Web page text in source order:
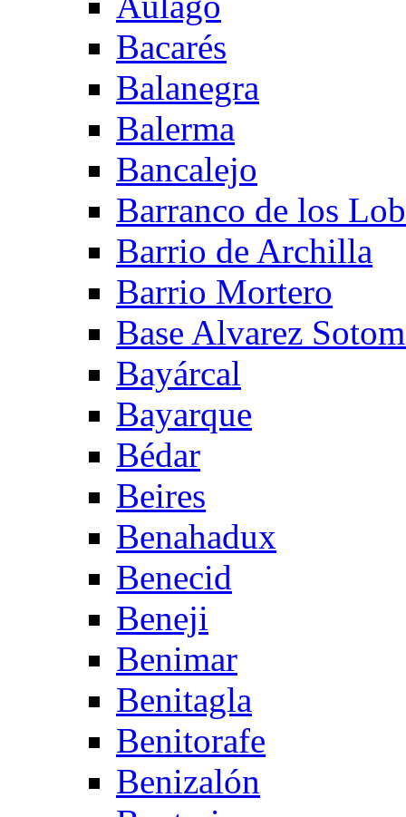
Bacarés
Balanegra
Balerma
Bancalejo
Barranco de los
Barrio de Archilla
Barrio Mortero
Base Alvarez
Bayárcal
Bayarque
Bédar
Beires
Benahadux
Benecid
Beneji
Benimar
Benitagla
Benitorafe
Benizalón